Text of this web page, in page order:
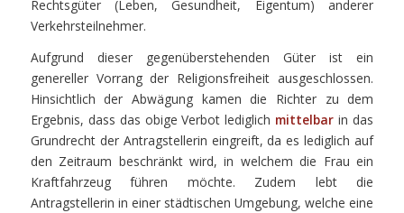
Rechtsgüter (Leben, Gesundheit, Eigentum) anderer
Verkehrsteilnehmer.
Aufgrund dieser gegenüberstehenden Güter ist ein
genereller Vorrang der Religionsfreiheit ausgeschlossen.
Hinsichtlich der Abwägung kamen die Richter zu dem
Ergebnis, dass das obige Verbot lediglich mittelbar in das
Grundrecht der Antragstellerin eingreift, da es lediglich auf
den Zeitraum beschränkt wird, in welchem die Frau ein
Kraftfahrzeug führen möchte. Zudem lebt die
Antragstellerin in einer städtischen Umgebung, welche eine